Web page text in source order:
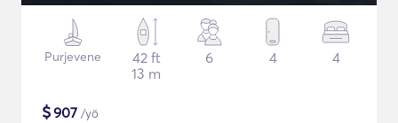
Purjevene
42 ft
13 m
6 4 4
$907 /yö